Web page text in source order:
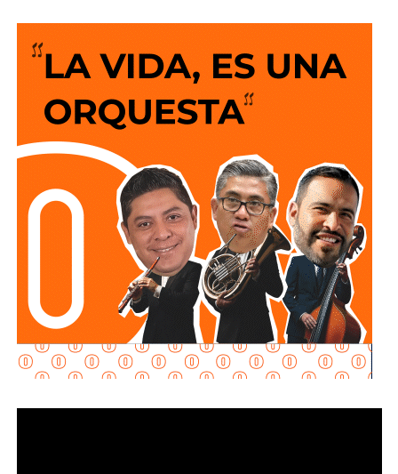
Destacó que
que quienes conduzcan motocicletas o motonetas
deberán circular con las luces encendidas en todo
momento, además deportar aditamentos luminosos o
reflejantes que contribuyan a incrementar su
visibilidad y la del vehículo durante su circulación,
especialmente en condiciones de baja iluminación.
Además la disposición también señala que las personas
conductoras deberán cumplir con las demás medidas de
seguridad previstas en la legislación estatal.
La diputada Brisseire Sánchez López, explicó que
mantener las luces encendidas permite incrementar
la visibilidad de las motocicletas ante otros usuarios
de la vía, debido a que por sus dimensiones pueden ser
menos perceptibles que otros vehículos, particularmente